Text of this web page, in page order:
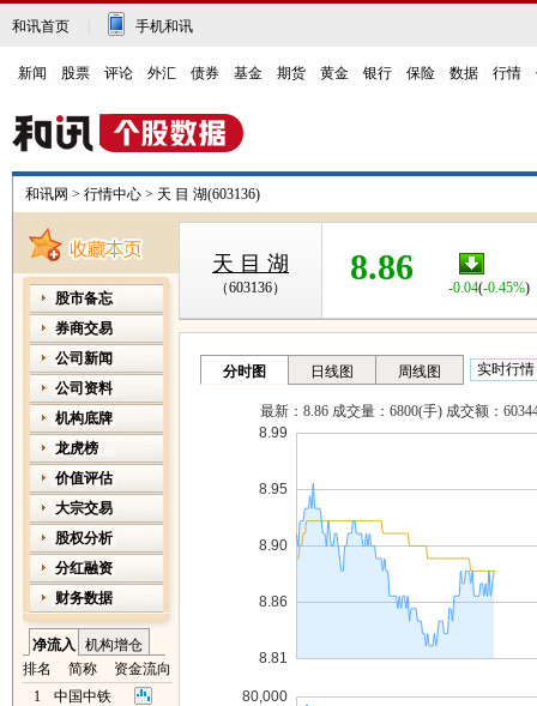
和讯首页 手机和讯
新闻 股票 评论 外汇 债券 基金 期货 黄金 银行 保险 数据 行情
和讯网 > 行情中心 > 天 目 湖(603136)
股市备忘
券商交易
公司新闻
公司资料
机构底牌
龙虎榜
价值评估
大宗交易
股权分析
分红融资
财务数据
净流入
机构增仓
排名
简称
资金流向
1
中国中铁
天 目 湖
（603136）
8.86
-0.04(-0.45%)